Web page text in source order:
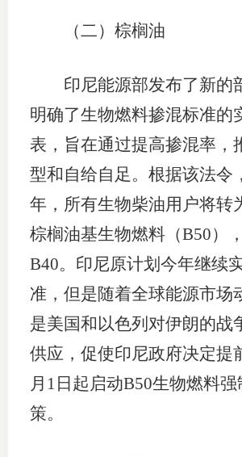
（二）棕榈油
印尼能源部发布了新的
明确了生物燃料掺混标准的
表，旨在通过提高掺混率，
型和自给自足。根据该法令
年，所有生物柴油用户将转
棕榈油基生物燃料（B50）
B40。印尼原计划今年继续
准，但是随着全球能源市场
是美国和以色列对伊朗的战
供应，促使印尼政府决定提
月1日起启动B50生物燃料
策。